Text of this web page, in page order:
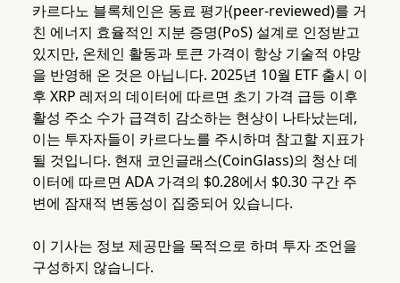
카르다노 블록체인은 동료 평가(peer-reviewed)를 거
친 에너지 효율적인 지분 증명(PoS) 설계로 인정받고
있지만, 온체인 활동과 토큰 가격이 항상 기술적 야망
을 반영해 온 것은 아닙니다. 2025년 10월 ETF 출시 이
후 XRP 레저의 데이터에 따르면 초기 가격 급등 이후
활성 주소 수가 급격히 감소하는 현상이 나타났는데,
이는 투자자들이 카르다노를 주시하며 참고할 지표가
될 것입니다. 현재 코인글래스(CoinGlass)의 청산 데
이터에 따르면 ADA 가격의 $0.28에서 $0.30 구간 주
변에 잠재적 변동성이 집중되어 있습니다.
이 기사는 정보 제공만을 목적으로 하며 투자 조언을
구성하지 않습니다.